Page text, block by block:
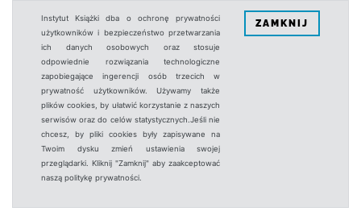
Instytut Książki dba o ochronę prywatności
użytkowników i bezpieczeństwo przetwarzania
ich danych osobowych oraz stosuje
odpowiednie rozwiązania technologiczne
zapobiegające ingerencji osób trzecich w
prywatność użytkowników. Używamy także
plików cookies, by ułatwić korzystanie z naszych
serwisów oraz do celów statystycznych.Jeśli nie
chcesz, by pliki cookies były zapisywane na
Twoim dysku zmień ustawienia swojej
przeglądarki. Kliknij "Zamknij" aby zaakceptować
naszą politykę prywatności.
ZAMKNIJ